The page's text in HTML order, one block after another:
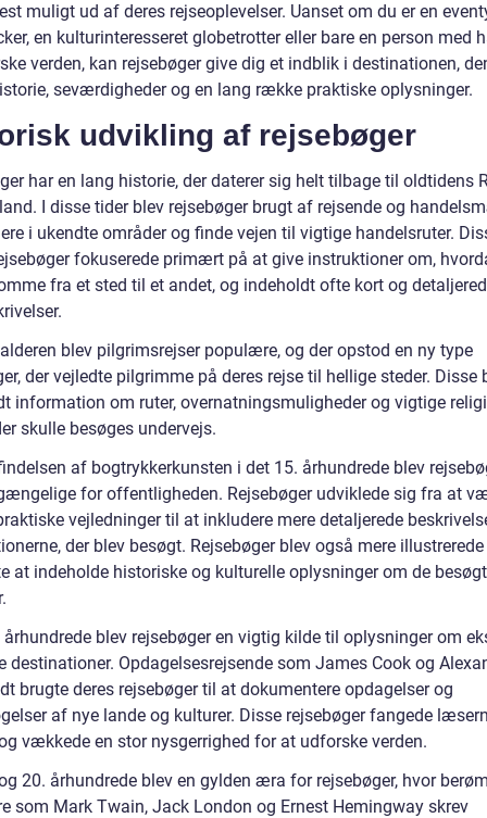
muligt ud af deres rejseoplevelser. Uanset om du er en
en kulturinteresseret globetrotter eller bare en person med
verden, kan rejsebøger give dig et indblik i destinationen,
seværdigheder og en lang række praktiske oplysninger.
udvikling af rejsebøger
har en lang historie, der daterer sig helt tilbage til oldtidens
I disse tider blev rejsebøger brugt af rejsende og
i ukendte områder og finde vejen til vigtige handelsruter.
fokuserede primært på at give instruktioner om,
fra et sted til et andet, og indeholdt ofte kort og
blev pilgrimsrejser populære, og der opstod en ny type
der vejledte pilgrimme på deres rejse til hellige steder. Disse
information om ruter, overnatningsmuligheder og vigtige
skulle besøges undervejs.
af bogtrykkerkunsten i det 15. århundrede blev
for offentligheden. Rejsebøger udviklede sig fra at
vejledninger til at inkludere mere detaljerede
der blev besøgt. Rejsebøger blev også mere
at indeholde historiske og kulturelle oplysninger om de
århundrede blev rejsebøger en vigtig kilde til oplysninger om
destinationer. Opdagelsesrejsende som James Cook og
brugte deres rejsebøger til at dokumentere opdagelser og
af nye lande og kulturer. Disse rejsebøger fangede
vækkede en stor nysgerrighed for at udforske verden.
20. århundrede blev en gylden æra for rejsebøger, hvor
som Mark Twain, Jack London og Ernest Hemingway skrev